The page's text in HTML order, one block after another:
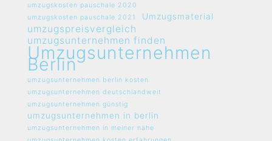
umzugskosten pauschale 2020
umzugskosten pauschale 2021
Umzugsmaterial
umzugspreisvergleich
umzugsunternehmen finden
Umzugsunternehmen
Berlin
umzugsunternehmen berlin kosten
umzugsunternehmen deutschlandweit
umzugsunternehmen günstig
umzugsunternehmen in berlin
umzugsunternehmen in meiner nähe